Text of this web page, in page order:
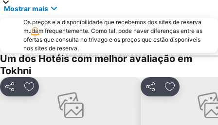
Mostrar mais
Os preços e a disponibilidade que recebemos dos sites de reserva
mudam frequentemente. Como tal, pode haver diferenças entre as
ofertas que consulta no trivago e os preços que estão disponíveis
nos sites de reserva.
Um dos Hotéis com melhor avaliação em
Tokhni
PartilharAdicionar aos favoritos PartilharAdicionar